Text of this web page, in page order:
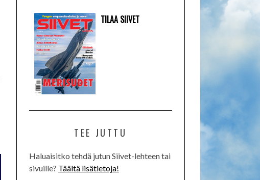
TILAA SIIVET
TEE JUTTU
Haluaisitko tehdä jutun Siivet-lehteen tai
sivuille? Täältä lisätietoja!